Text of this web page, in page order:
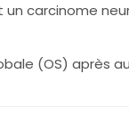
carcinome
(OS) après